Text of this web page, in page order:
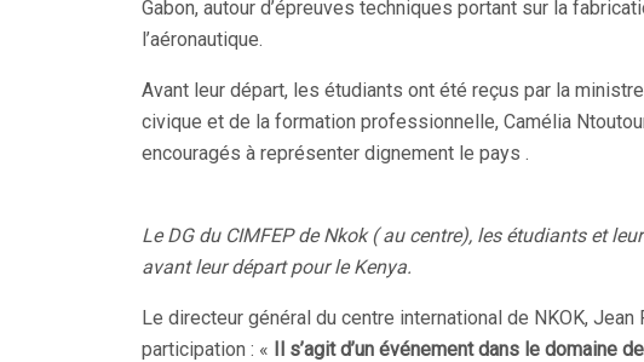
Gabon, autour d’épreuves techniques portant sur la
l’aéronautique.
Avant leur départ, les étudiants ont été reçus par la
civique et de la formation professionnelle, Camélia
encouragés à représenter dignement le pays .
Le DG du CIMFEP de Nkok ( au centre), les étudiants et
avant leur départ pour le Kenya.
Le directeur général du centre international de NKOK,
participation : « Il s’agit d’un événement dans le domaine